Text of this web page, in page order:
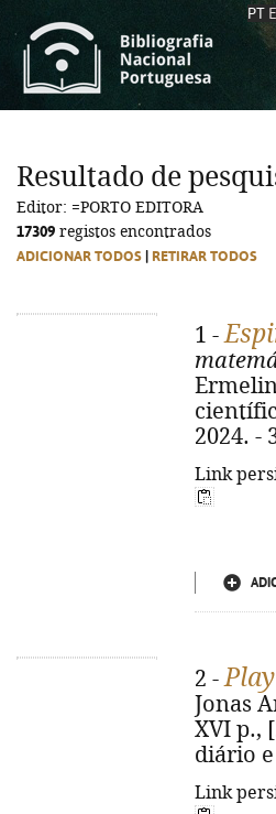
PT
Resultado de
Editor: =PORTO EDITORA
17309 registos encontrados
ADICIONAR TODOS RETIRAR TODOS
1 -
2024. -
Link
2 -Play
Jonas
XVI p.,
diário e
Link